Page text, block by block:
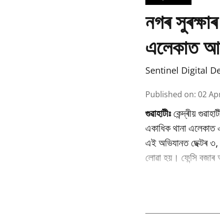
নগৰ
এলেকাত
Sentinel Digital
Published on: 02
গুৱাহাটীঃকেন্দ্ৰীয়
একাধিক থানা এলেকাত
এই অভিযানত ছেক্টৰ ৩,
লোৱা হয়। ফেন্সি